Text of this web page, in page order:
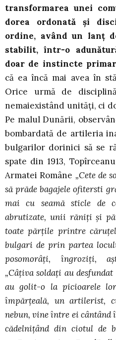
transformarea unei
dorea ordonată şi
ordine, având un lanţ
stabilit, într-o
doar de instincte
că ea încă mai avea în
Orice urmă de
nemaiexistând unităţi, ci
Pe malul Dunării,
bombardată de artileria
bulgarilor dorinici să se
spate din 1913,
Armatei Române „Cete de
să prăde bagajele ofitersti
mai cu seamă sticle de
abrutizate, unii răniţi şi
toate părţile printre
bulgari de prin partea
posomorâţi, îngroziţi,
„Câţiva soldaţi au
au golit-o la picioarele
împărţeală, un artilerist,
nebun, vine între ei cântând
cădelniţând din ciotul de